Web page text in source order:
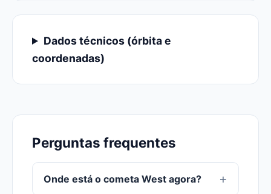
Dados técnicos (órbita e
coordenadas)
Perguntas frequentes
Onde está o cometa West agora?